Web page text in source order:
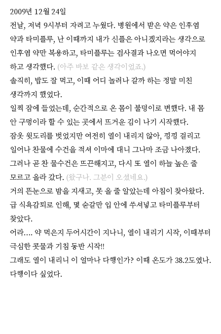
2009년 12월 24일
전날, 저녁 9시부터 자려고 누웠다. 병원에서 받은 약은 인후염
약과 타미플루, 난 이때까지 내가 신플은 아니겠지라는 생각으로
인후염 약만 복용하고, 타미플루는 검사결과 나오면 먹어야지
하고 생각했다. (아주 바보 같은 생각이었죠.)
솔직히, 밥도 잘 먹고, 이때 어디 놀러나 갈까 하는 정말 미친
생각까지 했었다.
일찍 잠에 들었는데, 순간적으로 온 몸이 불덩이로 변했다. 내 몸
안 구멍이라 할 수 있는 곳에서 뜨거운 김이 나기 시작했다.
잠옷 윗도리를 벗었지만 여전히 열이 내리지 않아, 낑낑 걸리고
일어나 찬물에 수건을 적셔 이마에 대니 그나마 조금 나아졌다.
그러나 곧 찬 물수건은 뜨끈해지고, 다시 또 열이 하늘 높은 줄
모르고 올라 갔다. (왔구나. 그분이 오셨네요.)
거의 뜬눈으로 밤을 지새고, 못 올 줄 알았는데 아침이 찾아왔다.
급 식욕감퇴로 인해, 몇 숟갈만 입 안에 쑤셔넣고 타미플루부터
찾았다.
어라…. 약 먹은지 두어시간이 지나니, 열이 내리기 시작, 이때부터
극심한 콧물과 기침 동반 시작!!
그래도 열이 내리니 이 얼마나 다행인가? 이때 온도가 38.2도였나.
다행이다 싶었다.